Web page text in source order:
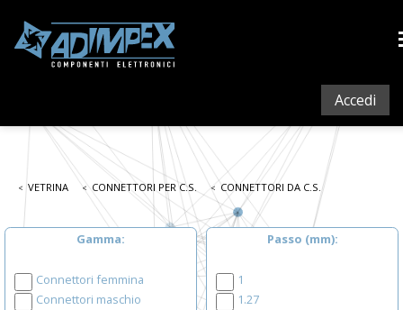
Accedi
VETRINA CONNETTORI PER C.S. CONNETTORI DA C.S.
Gamma
Connettori femmina
Connettori maschio
Passo (mm)
1
1.27